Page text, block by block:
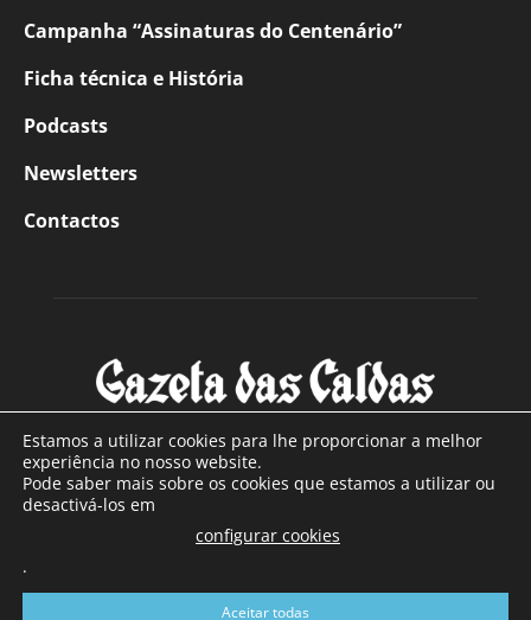
Campanha “Assinaturas do Centenário”
Ficha técnica e História
Podcasts
Newsletters
Contactos
SOBRE NÓS
Com sede nas Caldas da Rainha e mais de 90 anos de
a sul de distrito de Leiria, com mais de 40.000 leitores por
Estamos a utilizar cookies para lhe proporcionar a melhor
experiência no nosso website.
Pode saber mais sobre os cookies que estamos a utilizar ou
desactivá-los em
configurar cookies
.
Aceitar todas